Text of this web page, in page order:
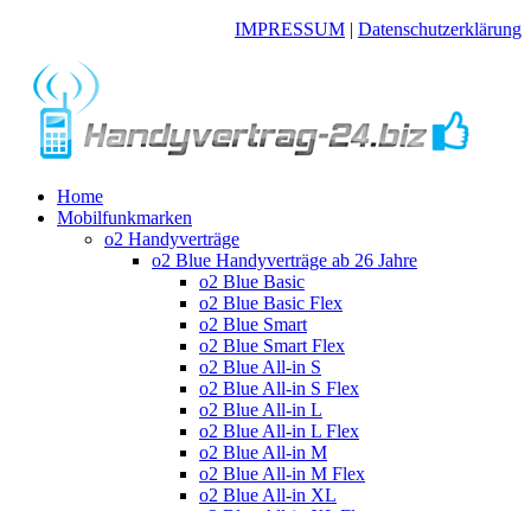
IMPRESSUM | Datenschutzerklärung
Home
Mobilfunkmarken
o2 Handyverträge
o2 Blue Handyverträge ab 26 Jahre
o2 Blue Basic
o2 Blue Basic Flex
o2 Blue Smart
o2 Blue Smart Flex
o2 Blue All-in S
o2 Blue All-in S Flex
o2 Blue All-in L
o2 Blue All-in L Flex
o2 Blue All-in M
o2 Blue All-in M Flex
o2 Blue All-in XL